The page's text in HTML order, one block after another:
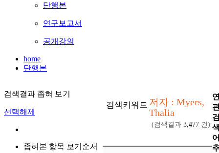
단행본
연구보고서
공개강의
home
단행본
검색결과 좁혀 보기
선택해제
좁혀본 항목 보기순서
검색키워드 저자 : Myers,
Thalia
(검색결과 3,477 건)